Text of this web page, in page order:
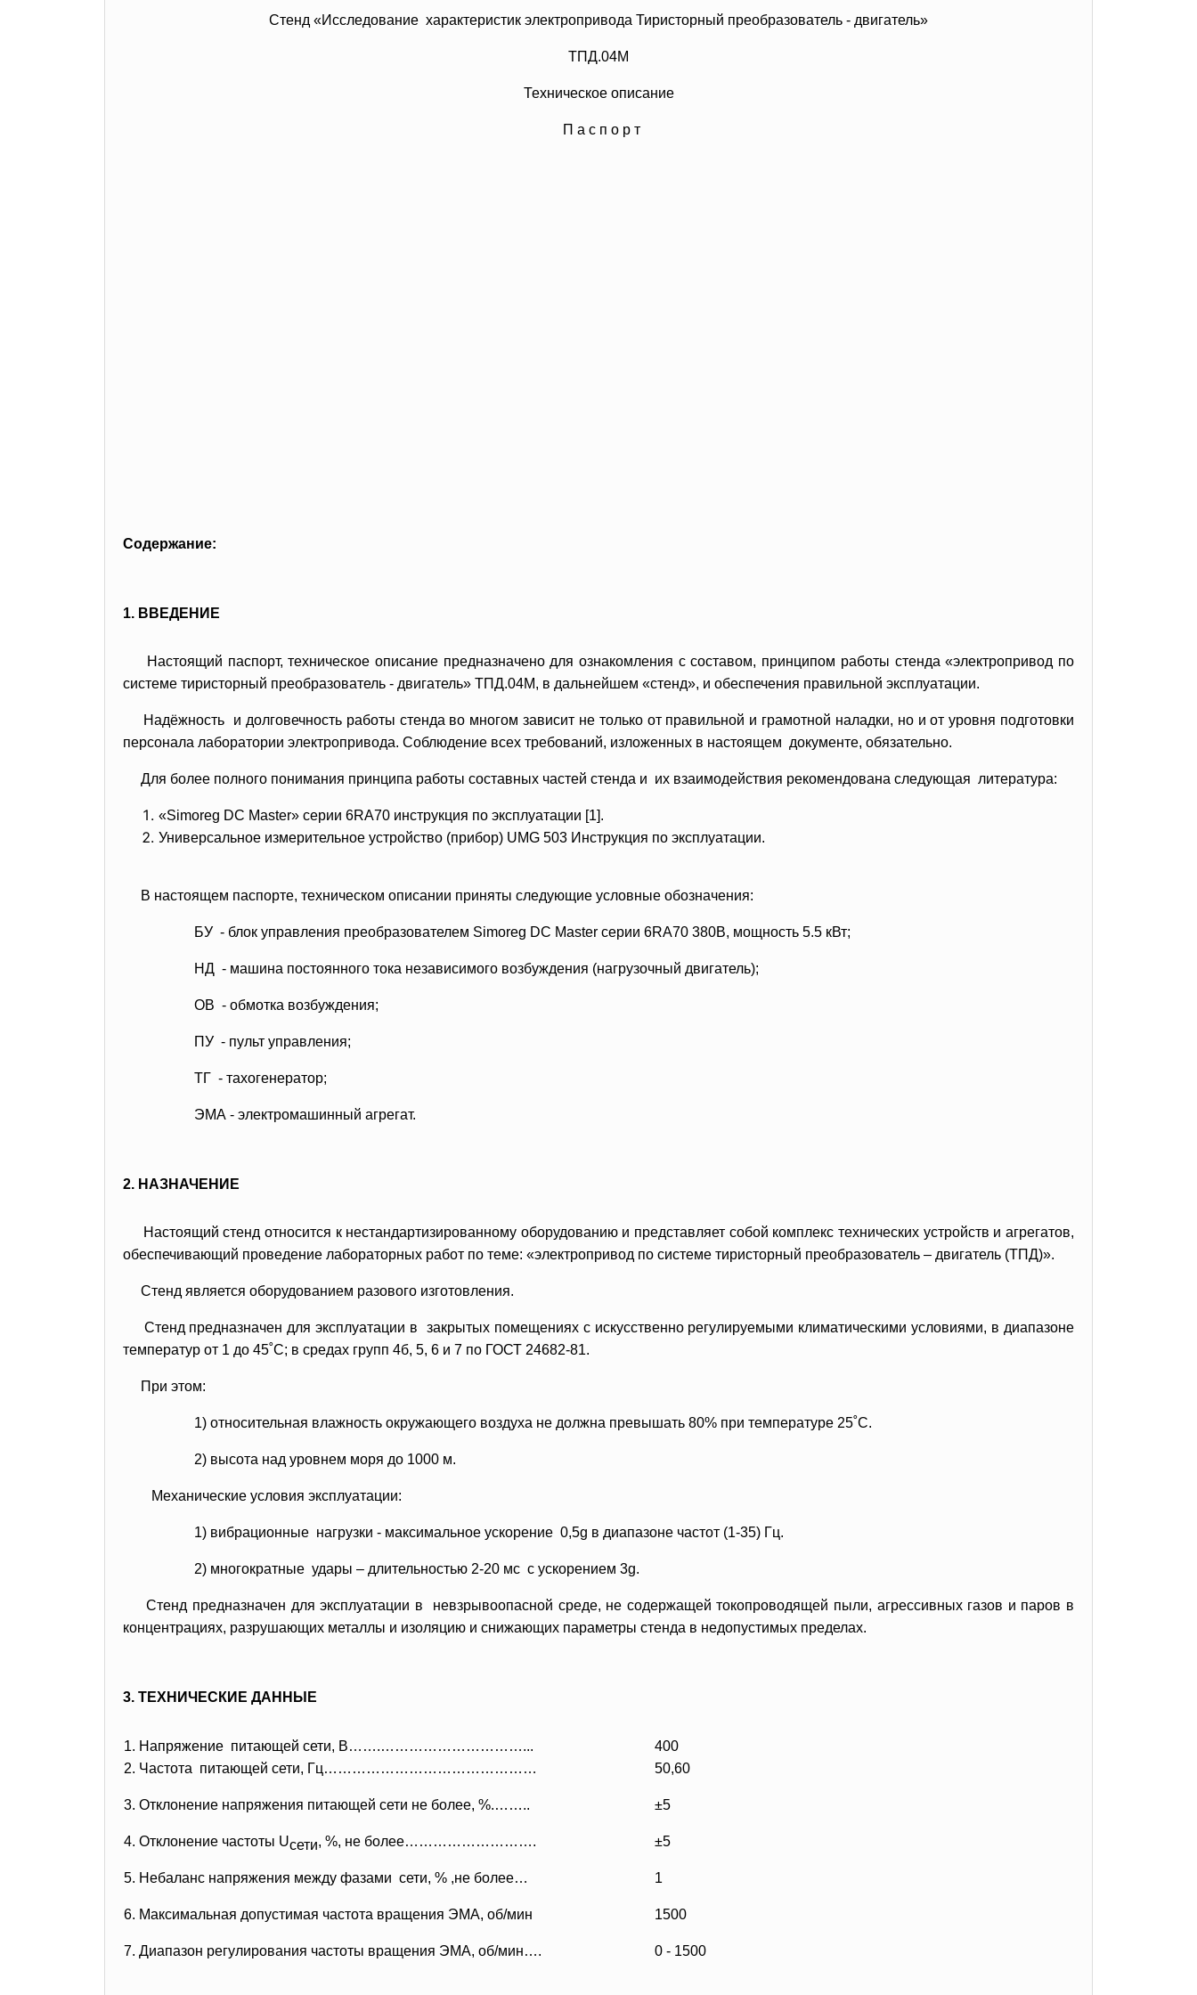
Стенд «Исследование характеристик электропривода Тиристорный преобразователь - двигатель»
ТПД.04М
Техническое описание
П а с п о р т
Содержание:
1. ВВЕДЕНИЕ
Настоящий паспорт, техническое описание предназначено для ознакомления с составом, принципом работы стенда «электропривод по
системе тиристорный преобразователь - двигатель» ТПД.04М, в дальнейшем «стенд», и обеспечения правильной эксплуатации.
Надёжность и долговечность работы стенда во многом зависит не только от правильной и грамотной наладки, но и от уровня подготовки
персонала лаборатории электропривода. Соблюдение всех требований, изложенных в настоящем документе, обязательно.
Для более полного понимания принципа работы составных частей стенда и их взаимодействия рекомендована следующая литература:
«Simoreg DC Master» серии 6RA70 инструкция по эксплуатации [1].
Универсальное измерительное устройство (прибор) UMG 503 Инструкция по эксплуатации.
В настоящем паспорте, техническом описании приняты следующие условные обозначения:
БУ - блок управления преобразователем Simoreg DC Master серии 6RA70 380В, мощность 5.5 кВт;
НД - машина постоянного тока независимого возбуждения (нагрузочный двигатель);
ОВ - обмотка возбуждения;
ПУ - пульт управления;
ТГ - тахогенератор;
ЭМА - электромашинный агрегат.
2. НАЗНАЧЕНИЕ
Настоящий стенд относится к нестандартизированному оборудованию и представляет собой комплекс технических устройств и агрегатов,
обеспечивающий проведение лабораторных работ по теме: «электропривод по системе тиристорный преобразователь – двигатель (ТПД)».
Стенд является оборудованием разового изготовления.
Стенд предназначен для эксплуатации в закрытых помещениях с искусственно регулируемыми климатическими условиями, в диапазоне
температур от 1 до 45˚С; в средах групп 4б, 5, 6 и 7 по ГОСТ 24682-81.
При этом:
1) относительная влажность окружающего воздуха не должна превышать 80% при температуре 25˚С.
2) высота над уровнем моря до 1000 м.
Механические условия эксплуатации:
1) вибрационные нагрузки - максимальное ускорение 0,5g в диапазоне частот (1-35) Гц.
2) многократные удары – длительностью 2-20 мс с ускорением 3g.
Стенд предназначен для эксплуатации в невзрывоопасной среде, не содержащей токопроводящей пыли, агрессивных газов и паров в
концентрациях, разрушающих металлы и изоляцию и снижающих параметры стенда в недопустимых пределах.
3. ТЕХНИЧЕСКИЕ ДАННЫЕ
1. Напряжение питающей сети, В…….…………………………...
2. Частота питающей сети, Гц………………………………………
3. Отклонение напряжения питающей сети не более, %.……..
4. Отклонение частоты Uсети, %, не более……………………….
5. Небаланс напряжения между фазами сети, % ,не более…
6. Максимальная допустимая частота вращения ЭМА, об/мин
7. Диапазон регулирования частоты вращения ЭМА, об/мин….
400
50,60
±5
±5
1
1500
0 - 1500